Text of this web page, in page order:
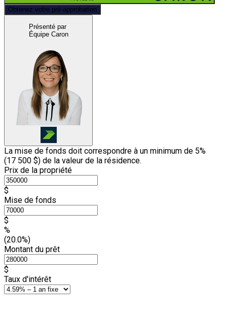
Obtenez votre pré-approbation
Présenté par
Équipe Caron
La mise de fonds doit correspondre à un minimum de 5%
(17 500 $) de la valeur de la résidence.
Prix de la propriété
$
Mise de fonds
$
%
(20.0%)
Montant du prêt
$
Taux d'intérêt